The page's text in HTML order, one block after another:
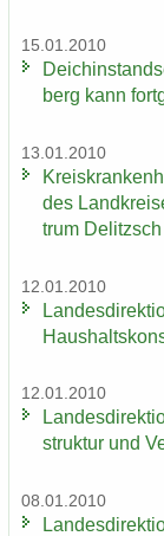
15.01.2010
berg kann
13.01.2010
des
trum De­litzsch
12.01.2010
12.01.2010
struk­tur und
08.01.2010